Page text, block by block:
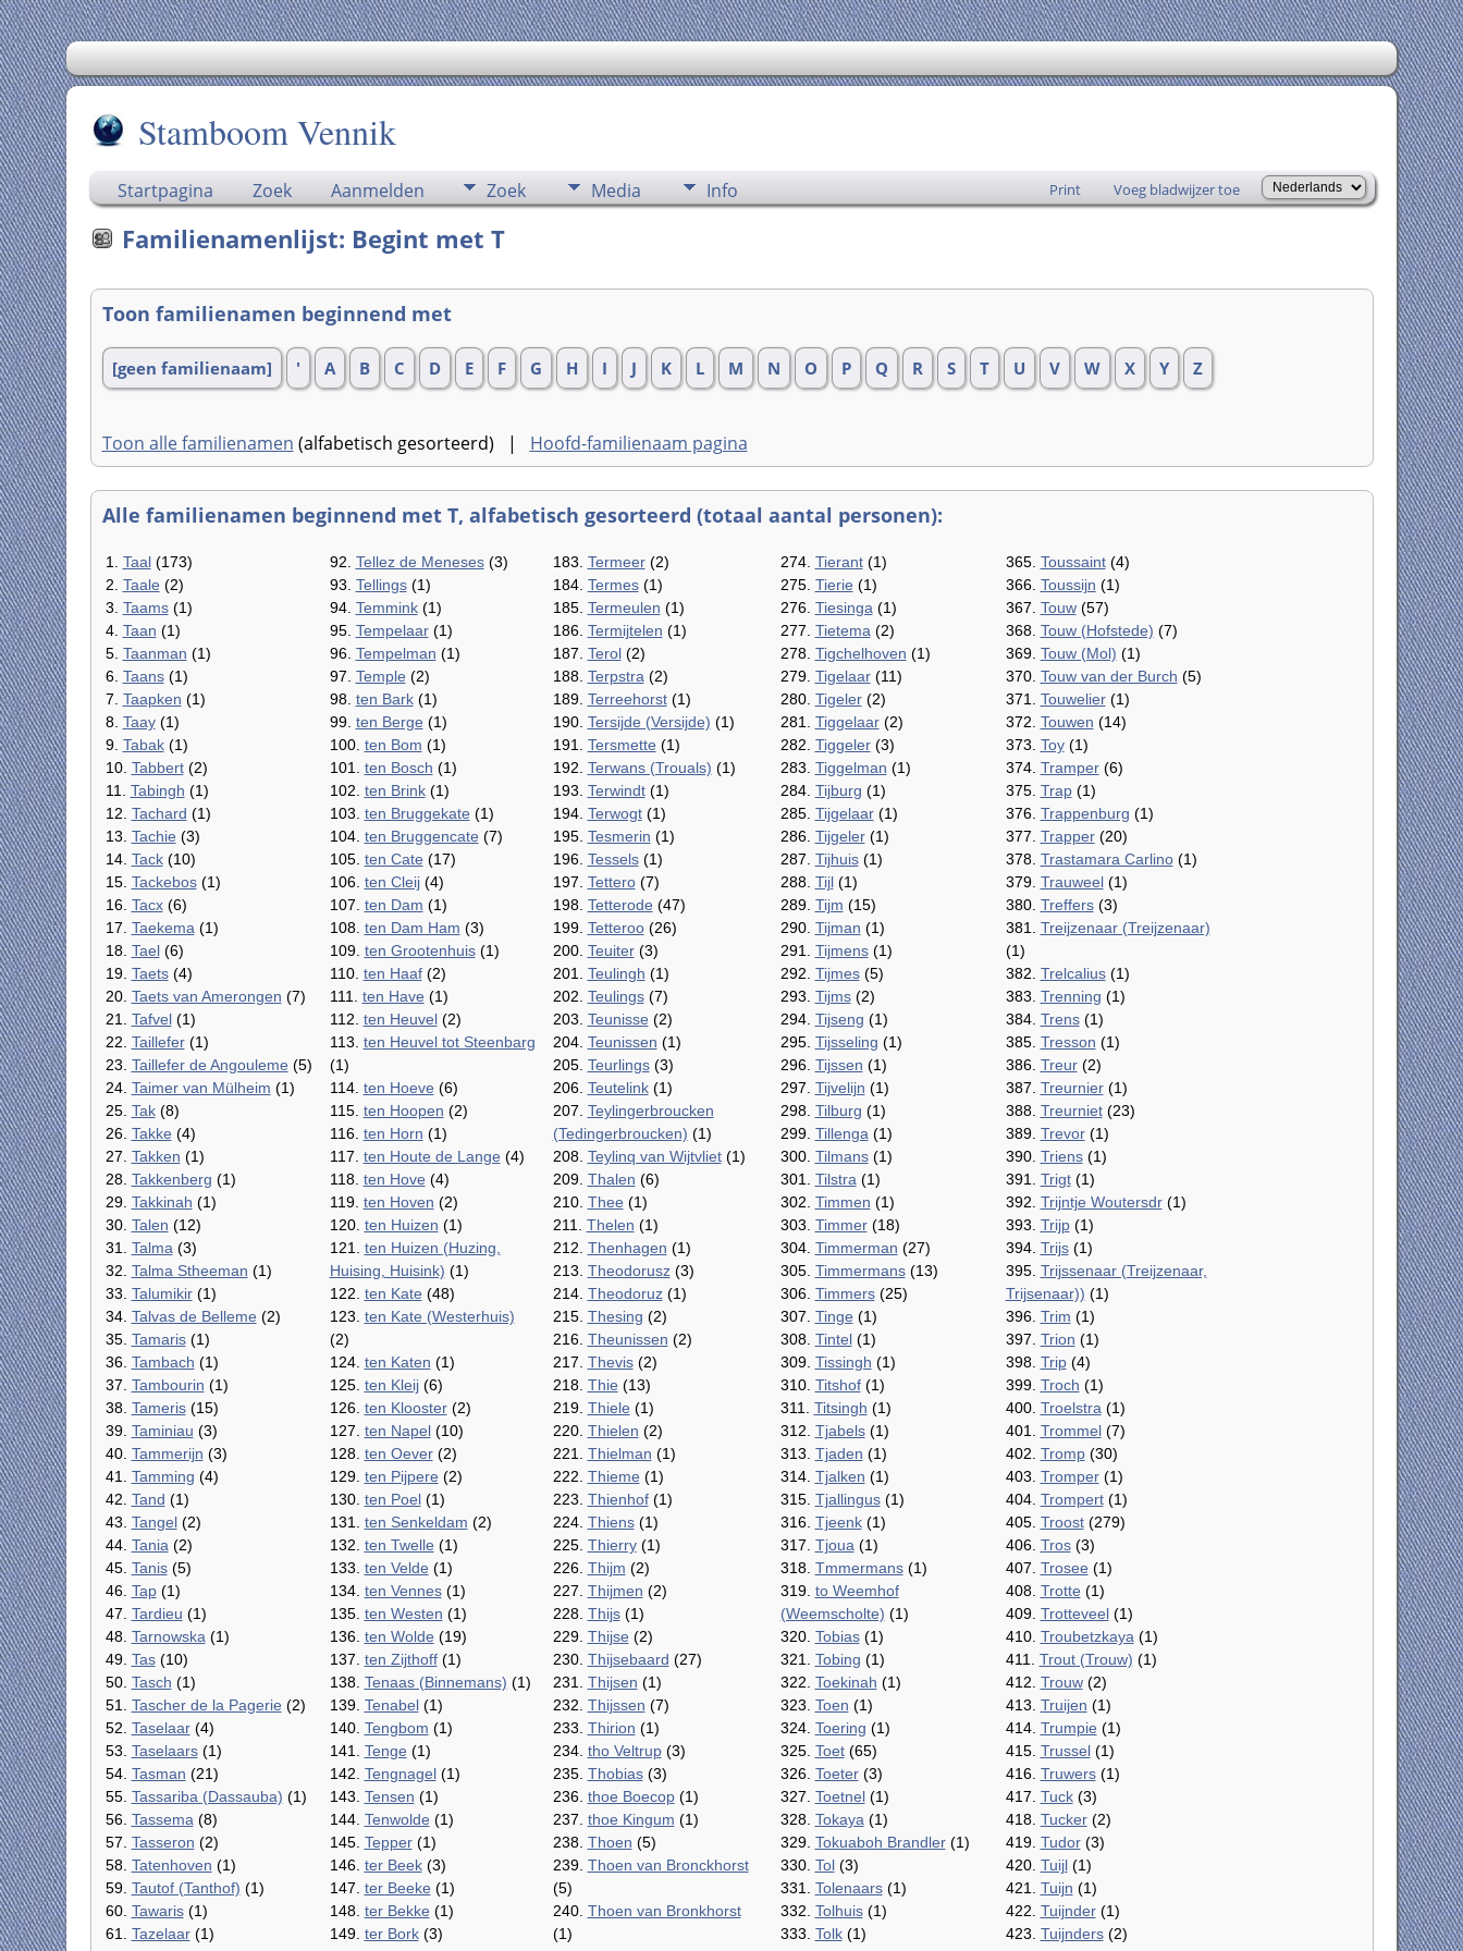
Stamboom Vennik
Startpagina Zoek Aanmelden Zoek Media Info Print Voeg bladwijzer toe
Familienamenlijst: Begint met T
Toon familienamen beginnend met
[geen familienaam] ' A B C D E F G H I J K L M N O P Q R S T U V W X Y Z
Toon alle familienamen (alfabetisch gesorteerd) | Hoofd-familienaam pagina
Alle familienamen beginnend met T, alfabetisch gesorteerd (totaal aantal personen):
1. Taal(173)
2. Taale (2)
3. Taams(1)
4. Taan (1)
5. Taanman (1)
6. Taans(1)
7. Taapken (1)
8. Taay(1)
9. Tabak(1)
10. Tabbert(2)
11. Tabingh (1)
12. Tachard (1)
13. Tachie (3)
14. Tack(10)
15. Tackebos(1)
16. Tacx(6)
17. Taekema (1)
18. Tael(6)
19. Taets(4)
20. Taets van Amerongen (7)
21. Tafvel(1)
22. Taillefer(1)
23. Taillefer de Angouleme (5)
24. Taimer van Mülheim (1)
25. Tak(8)
26. Takke (4)
27. Takken (1)
28. Takkenberg (1)
29. Takkinah (1)
30. Talen (12)
31. Talma (3)
32. Talma Stheeman (1)
33. Talumikir(1)
34. Talvas de Belleme (2)
35. Tamaris(1)
36. Tambach (1)
37. Tambourin (1)
38. Tameris(15)
39. Taminiau (3)
40. Tammerijn (3)
41. Tamming (4)
42. Tand (1)
43. Tangel(2)
44. Tania (2)
45. Tanis(5)
46. Tap(1)
47. Tardieu (1)
48. Tarnowska (1)
49. Tas(10)
50. Tasch (1)
51. Tascher de la Pagerie (2)
52. Taselaar(4)
53. Taselaars(1)
54. Tasman (21)
55. Tassariba (Dassauba) (1)
56. Tassema (8)
57. Tasseron (2)
58. Tatenhoven (1)
59. Tautof (Tanthof) (1)
60. Tawaris(1)
61. Tazelaar(1)
92. Tellez de Meneses(3)
93. Tellings(1)
94. Temmink(1)
95. Tempelaar(1)
96. Tempelman (1)
97. Temple (2)
98. ten Bark(1)
99. ten Berge (1)
100. ten Bom (1)
101. ten Bosch (1)
102. ten Brink(1)
103. ten Bruggekate (1)
104. ten Bruggencate (7)
105. ten Cate (17)
106. ten Cleij(4)
107. ten Dam (1)
108. ten Dam Ham (3)
109. ten Grootenhuis(1)
110. ten Haaf(2)
111. ten Have (1)
112. ten Heuvel(2)
113. ten Heuvel tot Steenbarg
(1)
114. ten Hoeve (6)
115. ten Hoopen (2)
116. ten Horn (1)
117. ten Houte de Lange (4)
118. ten Hove (4)
119. ten Hoven (2)
120. ten Huizen (1)
121. ten Huizen (Huzing,
Huising, Huisink) (1)
122. ten Kate (48)
123. ten Kate (Westerhuis)
(2)
124. ten Katen (1)
125. ten Kleij(6)
126. ten Klooster(2)
127. ten Napel(10)
128. ten Oever(2)
129. ten Pijpere (2)
130. ten Poel(1)
131. ten Senkeldam (2)
132. ten Twelle (1)
133. ten Velde (1)
134. ten Vennes(1)
135. ten Westen (1)
136. ten Wolde (19)
137. ten Zijthoff(1)
138. Tenaas (Binnemans) (1)
139. Tenabel(1)
140. Tengbom (1)
141. Tenge (1)
142. Tengnagel(1)
143. Tensen (1)
144. Tenwolde (1)
145. Tepper(1)
146. ter Beek(3)
147. ter Beeke (1)
148. ter Bekke (1)
149. ter Bork(3)
183. Termeer(2)
184. Termes(1)
185. Termeulen (1)
186. Termijtelen (1)
187. Terol(2)
188. Terpstra (2)
189. Terreehorst(1)
190. Tersijde (Versijde) (1)
191. Tersmette (1)
192. Terwans (Trouals) (1)
193. Terwindt(1)
194. Terwogt(1)
195. Tesmerin (1)
196. Tessels(1)
197. Tettero(7)
198. Tetterode (47)
199. Tetteroo(26)
200. Teuiter(3)
201. Teulingh (1)
202. Teulings(7)
203. Teunisse (2)
204. Teunissen (1)
205. Teurlings(3)
206. Teutelink(1)
207. Teylingerbroucken
(Tedingerbroucken) (1)
208. Teylinq van Wijtvliet(1)
209. Thalen (6)
210. Thee (1)
211. Thelen (1)
212. Thenhagen (1)
213. Theodorusz(3)
214. Theodoruz(1)
215. Thesing (2)
216. Theunissen (2)
217. Thevis(2)
218. Thie (13)
219. Thiele (1)
220. Thielen (2)
221. Thielman (1)
222. Thieme (1)
223. Thienhof(1)
224. Thiens(1)
225. Thierry(1)
226. Thijm (2)
227. Thijmen (2)
228. Thijs(1)
229. Thijse (2)
230. Thijsebaard (27)
231. Thijsen (1)
232. Thijssen (7)
233. Thirion (1)
234. tho Veltrup(3)
235. Thobias(3)
236. thoe Boecop(1)
237. thoe Kingum (1)
238. Thoen (5)
239. Thoen van Bronckhorst
(5)
240. Thoen van Bronkhorst
(1)
274. Tierant(1)
275. Tierie (1)
276. Tiesinga (1)
277. Tietema (2)
278. Tigchelhoven (1)
279. Tigelaar(11)
280. Tigeler(2)
281. Tiggelaar(2)
282. Tiggeler(3)
283. Tiggelman (1)
284. Tijburg (1)
285. Tijgelaar(1)
286. Tijgeler(1)
287. Tijhuis(1)
288. Tijl(1)
289. Tijm (15)
290. Tijman (1)
291. Tijmens(1)
292. Tijmes(5)
293. Tijms(2)
294. Tijseng (1)
295. Tijsseling (1)
296. Tijssen (1)
297. Tijvelijn (1)
298. Tilburg (1)
299. Tillenga (1)
300. Tilmans(1)
301. Tilstra (1)
302. Timmen (1)
303. Timmer(18)
304. Timmerman (27)
305. Timmermans(13)
306. Timmers(25)
307. Tinge (1)
308. Tintel(1)
309. Tissingh (1)
310. Titshof(1)
311. Titsingh (1)
312. Tjabels(1)
313. Tjaden (1)
314. Tjalken (1)
315. Tjallingus(1)
316. Tjeenk(1)
317. Tjoua (1)
318. Tmmermans(1)
319. to Weemhof
(Weemscholte) (1)
320. Tobias(1)
321. Tobing (1)
322. Toekinah (1)
323. Toen (1)
324. Toering (1)
325. Toet(65)
326. Toeter(3)
327. Toetnel(1)
328. Tokaya (1)
329. Tokuaboh Brandler(1)
330. Tol(3)
331. Tolenaars(1)
332. Tolhuis(1)
333. Tolk(1)
365. Toussaint(4)
366. Toussijn (1)
367. Touw(57)
368. Touw (Hofstede) (7)
369. Touw (Mol) (1)
370. Touw van der Burch (5)
371. Touwelier(1)
372. Touwen (14)
373. Toy(1)
374. Tramper(6)
375. Trap(1)
376. Trappenburg (1)
377. Trapper(20)
378. Trastamara Carlino(1)
379. Trauweel(1)
380. Treffers(3)
381. Treijzenaar (Treijzenaar)
(1)
382. Trelcalius(1)
383. Trenning (1)
384. Trens(1)
385. Tresson (1)
386. Treur(2)
387. Treurnier(1)
388. Treurniet(23)
389. Trevor(1)
390. Triens(1)
391. Trigt(1)
392. Trijntje Woutersdr(1)
393. Trijp(1)
394. Trijs(1)
395. Trijssenaar (Treijzenaar,
Trijsenaar)) (1)
396. Trim (1)
397. Trion (1)
398. Trip(4)
399. Troch (1)
400. Troelstra (1)
401. Trommel(7)
402. Tromp(30)
403. Tromper(1)
404. Trompert(1)
405. Troost(279)
406. Tros(3)
407. Trosee (1)
408. Trotte (1)
409. Trotteveel(1)
410. Troubetzkaya (1)
411. Trout (Trouw) (1)
412. Trouw(2)
413. Truijen (1)
414. Trumpie (1)
415. Trussel(1)
416. Truwers(1)
417. Tuck(3)
418. Tucker(2)
419. Tudor(3)
420. Tuijl(1)
421. Tuijn (1)
422. Tuijnder(1)
423. Tuijnders(2)